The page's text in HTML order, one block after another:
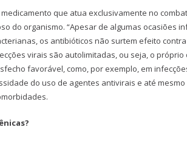
que atua exclusivamente no
do organismo. “Apesar de algumas ocasiões
os antibióticos não surtem efeito contra
virais são autolimitadas, ou seja, o
favorável, como, por exemplo, em
do uso de agentes antivirais e até